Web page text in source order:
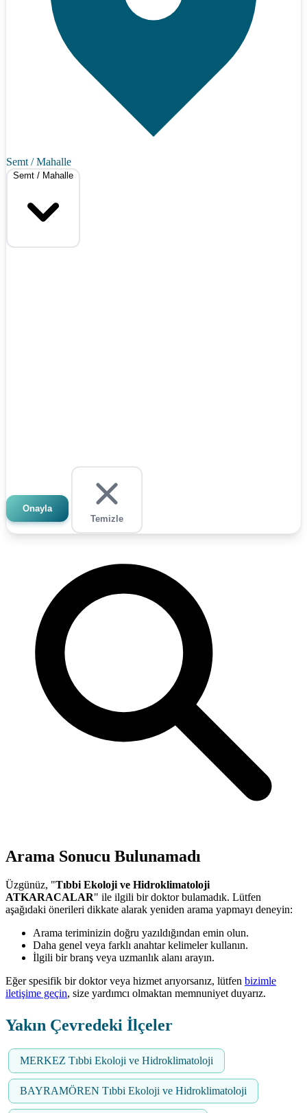
Semt / Mahalle
Semt / Mahalle
Onayla
Temizle
Arama Sonucu Bulunamadı
Üzgünüz, "Tıbbi Ekoloji ve Hidroklimatoloji
ATKARACALAR" ile ilgili bir doktor bulamadık. Lütfen
aşağıdaki önerileri dikkate alarak yeniden arama yapmayı deneyin:
Arama teriminizin doğru yazıldığından emin olun.
Daha genel veya farklı anahtar kelimeler kullanın.
İlgili bir branş veya uzmanlık alanı arayın.
Eğer spesifik bir doktor veya hizmet arıyorsanız, lütfen bizimle
iletişime geçin, size yardımcı olmaktan memnuniyet duyarız.
Yakın Çevredeki İlçeler
MERKEZ Tıbbi Ekoloji ve Hidroklimatoloji
BAYRAMÖREN Tıbbi Ekoloji ve Hidroklimatoloji